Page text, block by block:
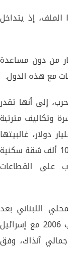
إذ يتداخل
من دون مساعدة
مع هذه الدول.
إلى أنها تقدر
وتكاليف مترتبة
بلغت الخسائر المباشرة نحو 3.4 مليار دولار، غالبيتها
في الممتلكات والعقارات، مع تضرر أكثر من 100 ألف شقة سكنية
على القطاعات
الناتج المحلي اللبناني بعد
الأزمة، وهي كلفة أعلى بكثير من خسائر حرب 2006 مع إسرائيل
الإجمالي آنذاك، وفق